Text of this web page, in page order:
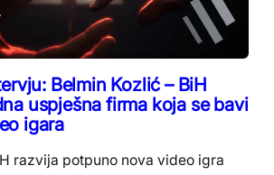
Belmin Kozlić – BiH
uspješna firma koja se bavi
igara
razvija potpuno nova video igra